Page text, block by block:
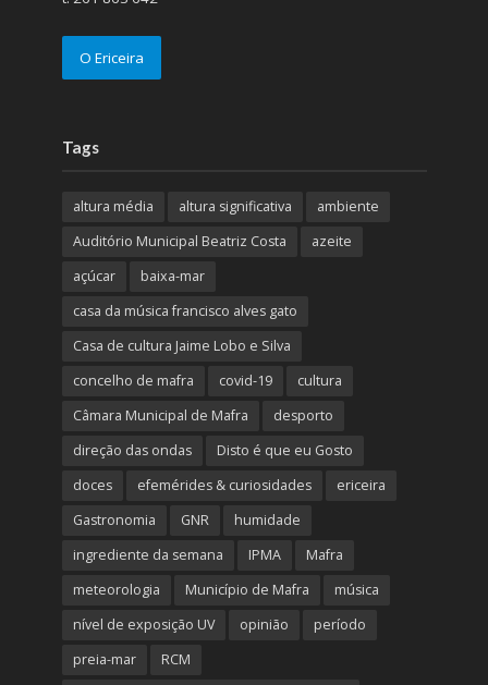
O Ericeira
Tags
altura média altura significativa
ambiente
Auditório Municipal Beatriz Costa
azeite
açúcar
baixa-mar
casa da música francisco alves gato
Casa de cultura Jaime Lobo e Silva
concelho de mafra
covid-19
cultura
Câmara Municipal de Mafra
desporto
direção das ondas
Disto é que eu Gosto
doces
efemérides & curiosidades
ericeira
Gastronomia
GNR
humidade
ingrediente da semana
IPMA
Mafra
meteorologia
Município de Mafra
música
nível de exposição UV
opinião
período
preia-mar
RCM